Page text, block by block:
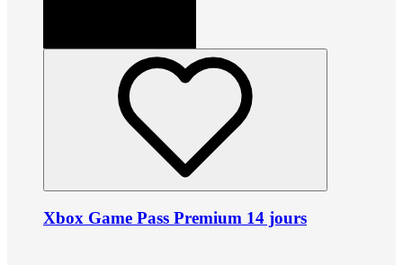
Xbox Game Pass Premium 14 jours